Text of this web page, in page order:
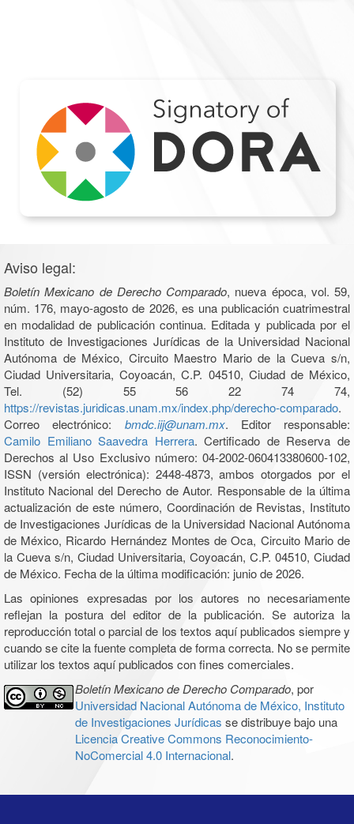
Aviso legal:
Boletín Mexicano de Derecho Comparado, nueva época, vol. 59,
núm. 176, mayo-agosto de 2026, es una publicación cuatrimestral
en modalidad de publicación continua. Editada y publicada por el
Instituto de Investigaciones Jurídicas de la Universidad Nacional
Autónoma de México, Circuito Maestro Mario de la Cueva s/n,
Ciudad Universitaria, Coyoacán, C.P. 04510, Ciudad de México,
Tel. (52) 55 56 22 74 74,
https://revistas.juridicas.unam.mx/index.php/derecho-comparado.
Correo electrónico: bmdc.iij@unam.mx. Editor responsable:
Camilo Emiliano Saavedra Herrera. Certificado de Reserva de
Derechos al Uso Exclusivo número: 04-2002-060413380600-102,
ISSN (versión electrónica): 2448-4873, ambos otorgados por el
Instituto Nacional del Derecho de Autor. Responsable de la última
actualización de este número, Coordinación de Revistas, Instituto
de Investigaciones Jurídicas de la Universidad Nacional Autónoma
de México, Ricardo Hernández Montes de Oca, Circuito Mario de
la Cueva s/n, Ciudad Universitaria, Coyoacán, C.P. 04510, Ciudad
de México. Fecha de la última modificación: junio de 2026.
Las opiniones expresadas por los autores no necesariamente
reflejan la postura del editor de la publicación. Se autoriza la
reproducción total o parcial de los textos aquí publicados siempre y
cuando se cite la fuente completa de forma correcta. No se permite
utilizar los textos aquí publicados con fines comerciales.
Boletín Mexicano de Derecho Comparado, por
Universidad Nacional Autónoma de México, Instituto
de Investigaciones Jurídicas se distribuye bajo una
Licencia Creative Commons Reconocimiento-
NoComercial 4.0 Internacional.